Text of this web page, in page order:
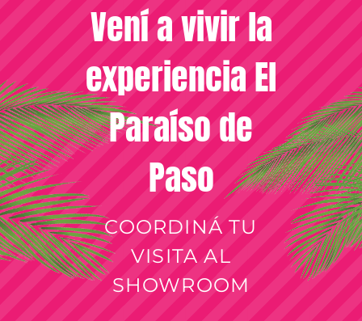
Vení a vivir la
experiencia El
Paraíso de
Paso
COORDINÁ TU
VISITA AL
SHOWROOM